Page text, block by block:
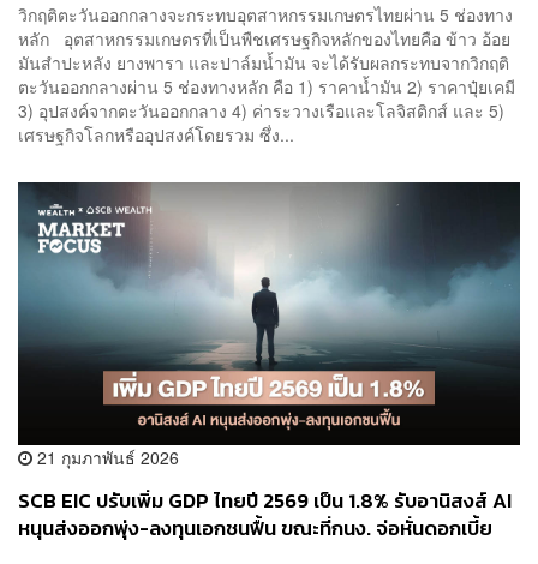
วิกฤติตะวันออกกลางจะกระทบอุตสาหกรรมเกษตรไทยผ่าน 5 ช่องทาง
หลัก อุตสาหกรรมเกษตรที่เป็นพืชเศรษฐกิจหลักของไทยคือ ข้าว อ้อย
มันสำปะหลัง ยางพารา และปาล์มน้ำมัน จะได้รับผลกระทบจากวิกฤติ
ตะวันออกกลางผ่าน 5 ช่องทางหลัก คือ 1) ราคาน้ำมัน 2) ราคาปุ๋ยเคมี
3) อุปสงค์จากตะวันออกกลาง 4) ค่าระวางเรือและโลจิสติกส์ และ 5)
เศรษฐกิจโลกหรืออุปสงค์โดยรวม ซึ่ง...
21 กุมภาพันธ์ 2026
SCB EIC ปรับเพิ่ม GDP ไทยปี 2569 เป็น 1.8% รับอานิสงส์ AI
หนุนส่งออกพุ่ง-ลงทุนเอกชนฟื้น ขณะที่กนง. จ่อหั่นดอกเบี้ย